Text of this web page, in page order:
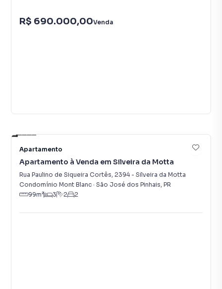
R$ 690.000,00Venda
Apartamento
Apartamento à Venda em Silveira da Motta
Rua Paulino de Siqueira Cortês, 2394- Silveira da Motta
Condomínio Mont Blanc · São José dos Pinhais, PR
99m² 3 2 2